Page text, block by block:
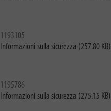
1193105
Informazioni sulla sicurezza (257.80 KB)
1195786
Informazioni sulla sicurezza (275.15 KB)